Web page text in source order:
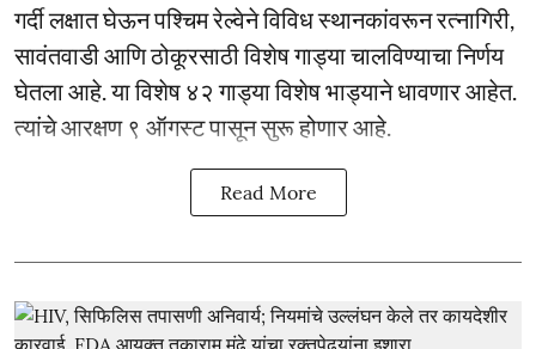
गर्दी लक्षात घेऊन पश्चिम रेल्वेने विविध स्थानकांवरून रत्नागिरी,
सावंतवाडी आणि ठोकूरसाठी विशेष गाड्या चालविण्याचा निर्णय
घेतला आहे. या विशेष ४२ गाड्या विशेष भाड्याने धावणार आहेत.
त्यांचे आरक्षण ९ ऑगस्ट पासून सुरू होणार आहे.
Read More